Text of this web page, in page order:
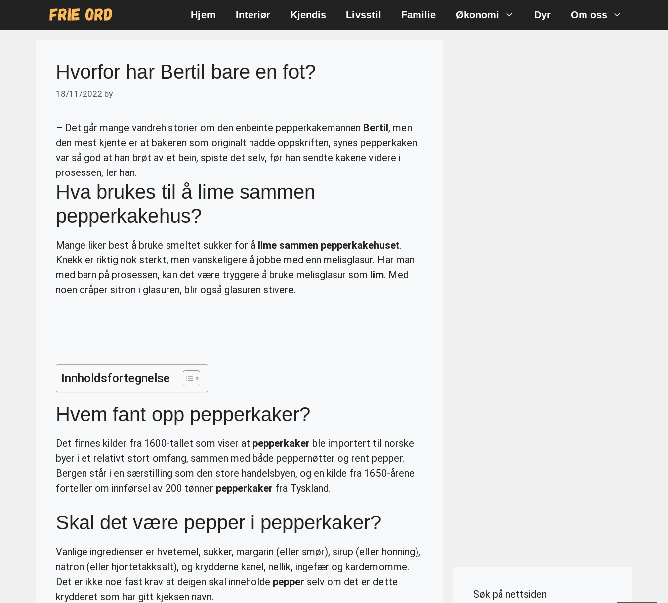
Hjem Interiør Kjendis Livsstil Familie Økonomi Dyr Om oss
Hvorfor har Bertil bare en fot?
18/11/2022 by
– Det går mange vandrehistorier om den enbeinte pepperkakemannen Bertil, men
den mest kjente er at bakeren som originalt hadde oppskriften, synes pepperkaken
var så god at han brøt av et bein, spiste det selv, før han sendte kakene videre i
prosessen, ler han.
Hva brukes til å lime sammen
pepperkakehus?
Mange liker best å bruke smeltet sukker for å lime sammen pepperkakehuset.
Knekk er riktig nok sterkt, men vanskeligere å jobbe med enn melisglasur. Har man
med barn på prosessen, kan det være tryggere å bruke melisglasur som lim. Med
noen dråper sitron i glasuren, blir også glasuren stivere.
Innholdsfortegnelse
Hvem fant opp pepperkaker?
Det finnes kilder fra 1600-tallet som viser at pepperkaker ble importert til norske
byer i et relativt stort omfang, sammen med både peppernøtter og rent pepper.
Bergen står i en særstilling som den store handelsbyen, og en kilde fra 1650-årene
forteller om innførsel av 200 tønner pepperkaker fra Tyskland.
Skal det være pepper i pepperkaker?
Vanlige ingredienser er hvetemel, sukker, margarin (eller smør), sirup (eller honning),
natron (eller hjortetakksalt), og krydderne kanel, nellik, ingefær og kardemomme.
Det er ikke noe fast krav at deigen skal inneholde pepper selv om det er dette
krydderet som har gitt kjeksen navn.
Søk på nettsiden